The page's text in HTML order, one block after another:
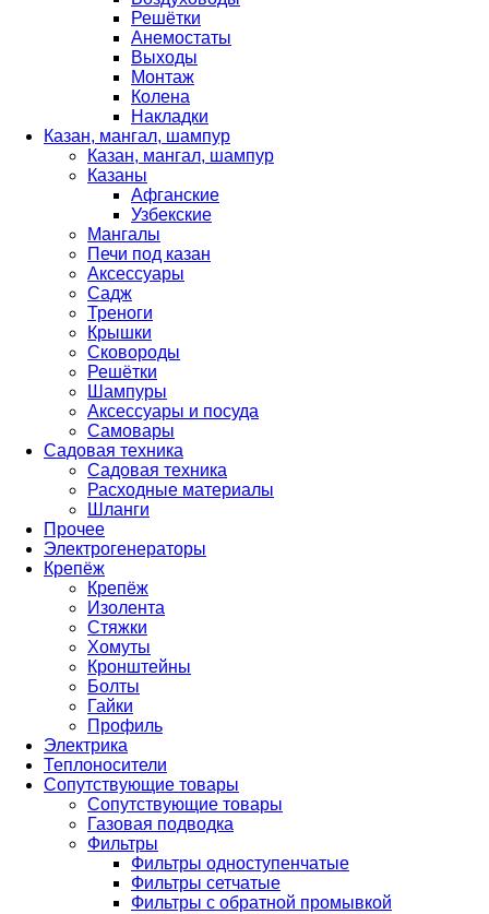
Решётки
Анемостаты
Выходы
Монтаж
Колена
Накладки
Казан, мангал, шампур
Казан, мангал, шампур
Казаны
Афганские
Узбекские
Мангалы
Печи под казан
Аксессуары
Садж
Треноги
Крышки
Сковороды
Решётки
Шампуры
Аксессуары и посуда
Самовары
Садовая техника
Садовая техника
Расходные материалы
Шланги
Прочее
Электрогенераторы
Крепёж
Крепёж
Изолента
Стяжки
Хомуты
Кронштейны
Болты
Гайки
Профиль
Электрика
Теплоносители
Сопутствующие товары
Сопутствующие товары
Газовая подводка
Фильтры
Фильтры одноступенчатые
Фильтры сетчатые
Фильтры с обратной промывкой